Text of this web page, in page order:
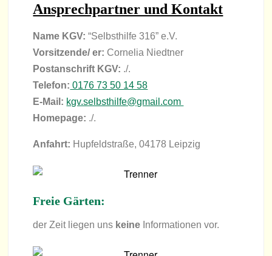
Ansprech­part­ner und Kontakt
Name KGV: “Selbst­hilfe 316” e.V.
Vorsitzende/ er: Cor­ne­lia Niedt­ner
Post­an­schrift KGV: ./.
Tele­fon: 0176 73 50 14 58
E‑Mail: kgv.selbsthilfe@gmail.com
Home­page: ./.
Anfahrt: Hup­feld­straße, 04178 Leipzig
Freie Gär­ten:
der Zeit lie­gen uns keine Infor­ma­tio­nen vor.